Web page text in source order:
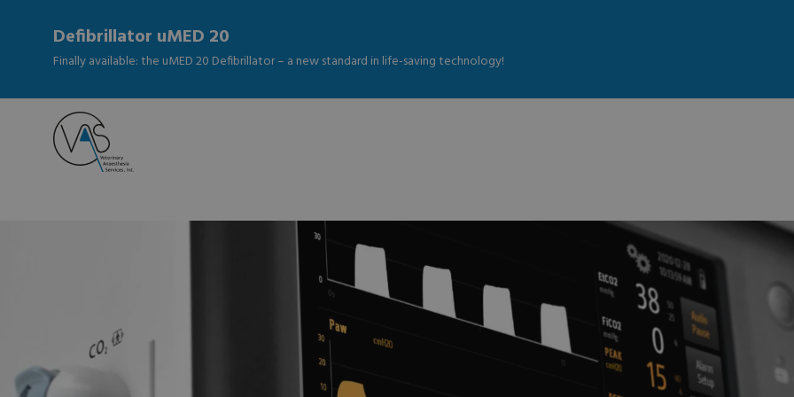
Defibrillator uMED 20
Finally available: the uMED 20 Defibrillator – a new standard in life-saving technology!